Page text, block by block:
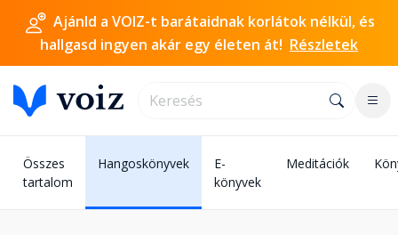
Ajánld a VOIZ-t barátaidnak korlátok nélkül, és
hallgasd ingyen akár egy életen át! Részletek
Összes
tartalom
Hangoskönyvek
E-
könyvek
Meditációk